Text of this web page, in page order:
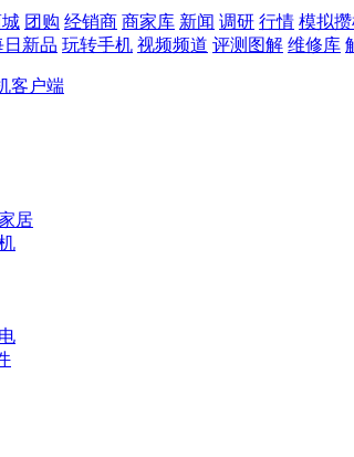
团购 经销商 商家库 新闻 调研 行情 模拟
日新品 玩转手机 视频频道 评测图解 维修库
客户端
居